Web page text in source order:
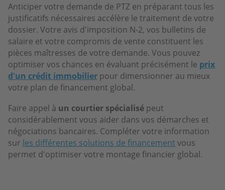
Anticiper votre demande de PTZ en préparant tous les
justificatifs nécessaires accélère le traitement de votre
dossier. Votre avis d'imposition N-2, vos bulletins de
salaire et votre compromis de vente constituent les
pièces maîtresses de votre demande. Vous pouvez
optimiser vos chances en évaluant précisément le prix
d'un crédit immobilier pour dimensionner au mieux
votre plan de financement global.
Faire appel à un courtier spécialisé peut
considérablement vous aider dans vos démarches et
négociations bancaires. Compléter votre information
sur les différentes solutions de financement vous
permet d'optimiser votre montage financier global.